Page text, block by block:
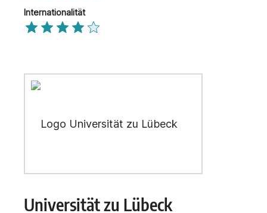
Internationalität
Universität zu Lübeck